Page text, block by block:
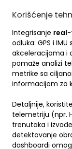
Korišćenje
Integrisanje
odluka: GPS i
akceleracijama i
pomaže analizi
metrike sa
informacijom za
Detaljnije,
telemetriju (npr.
trenutaka i
detektovanje
dashboardi